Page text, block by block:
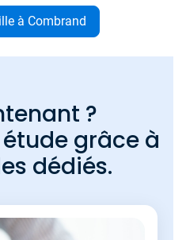
à Combrand
?
grâce à
dédiés.